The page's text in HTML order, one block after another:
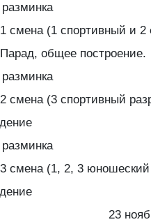
смена (1 спортивный и
общее построение.
смена (3 спортивный
смена (1, 2, 3
23